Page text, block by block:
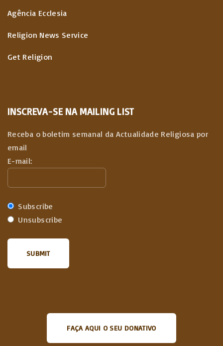
Agência Ecclesia
Religion News Service
Get Religion
INSCREVA-SE NA MAILING LIST
Receba o boletim semanal da Actualidade Religiosa por
email
E-mail:
Subscribe
Unsubscribe
FAÇA AQUI O SEU DONATIVO